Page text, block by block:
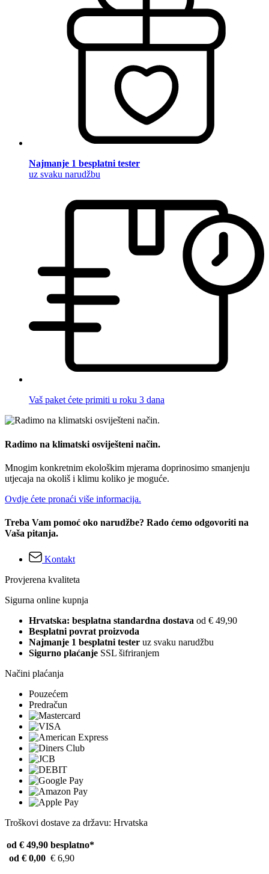
Najmanje 1 besplatni tester
uz svaku narudžbu
Vaš paket ćete primiti u roku 3 dana
Radimo na klimatski osviješteni način.
Mnogim konkretnim ekološkim mjerama doprinosimo smanjenju
utjecaja na okoliš i klimu koliko je moguće.
Ovdje ćete pronaći više informacija.
Treba Vam pomoć oko narudžbe? Rado ćemo odgovoriti na
Vaša pitanja.
Kontakt
Provjerena kvaliteta
Sigurna online kupnja
Hrvatska: besplatna standardna dostava od € 49,90
Besplatni povrat proizvoda
Najmanje 1 besplatni tester uz svaku narudžbu
Sigurno plaćanje SSL šifriranjem
Načini plaćanja
Pouzećem
Predračun
Troškovi dostave za državu: Hrvatska
od € 49,90 besplatno*
od € 0,00 € 6,90